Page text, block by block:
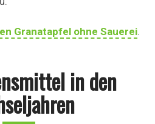
Granatapfel ohne Sauerei.
in den